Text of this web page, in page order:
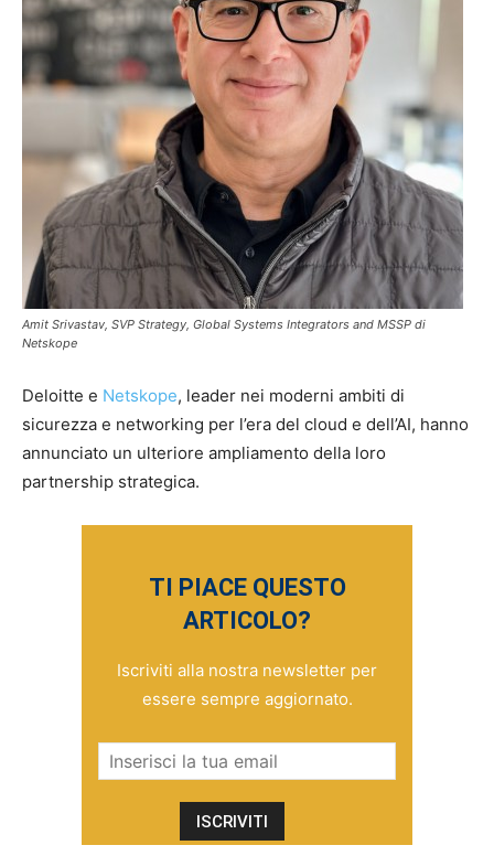
Amit Srivastav, SVP Strategy, Global Systems Integrators and MSSP di
Netskope
Deloitte e Netskope, leader nei moderni ambiti di
sicurezza e networking per l’era del cloud e dell’AI, hanno
annunciato un ulteriore ampliamento della loro
partnership strategica.
TI PIACE QUESTO
ARTICOLO?
Iscriviti alla nostra newsletter per
essere sempre aggiornato.